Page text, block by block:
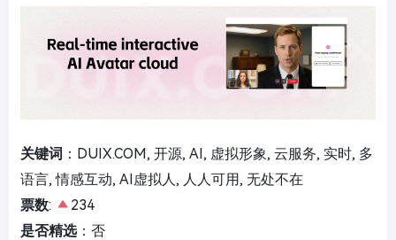
关键词 ：DUIX.COM, 开源, AI, 虚拟形象, 云服务, 实时, 多
语言, 情感互动, AI虚拟人, 人人可用, 无处不在
票数:
234
是否精选：否